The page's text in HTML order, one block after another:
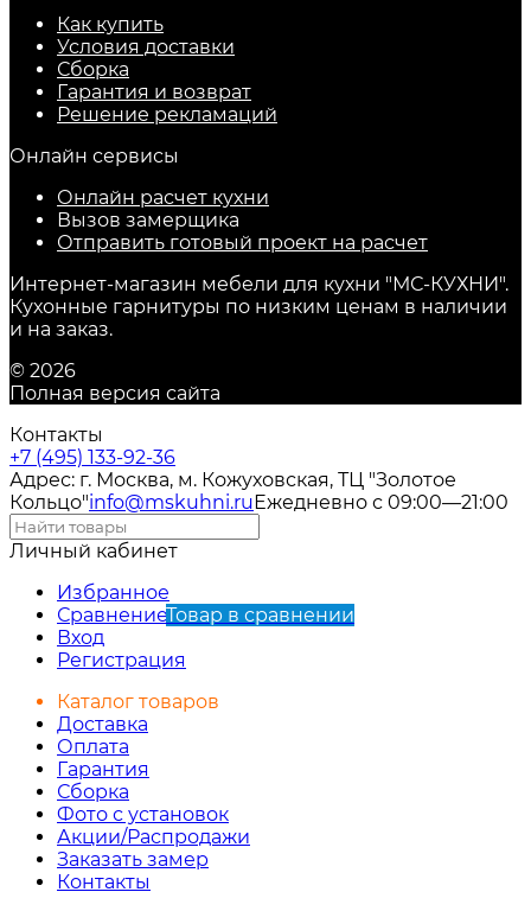
Как купить
Условия доставки
Сборка
Гарантия и возврат
Решение рекламаций
Онлайн сервисы
Онлайн расчет кухни
Вызов замерщика
Отправить готовый проект на расчет
Интернет-магазин мебели для кухни "МС-КУХНИ".
Кухонные гарнитуры по низким ценам в наличии
и на заказ.
© 2026
Полная версия сайта
Контакты
+7 (495) 133-92-36
Адрес: г. Москва, м. Кожуховская, ТЦ "Золотое
Кольцо"info@mskuhni.ru Ежедневно с 09:00—21:00
Личный кабинет
Избранное
СравнениеТовар в сравнении
Вход
Регистрация
Каталог товаров
Доставка
Оплата
Гарантия
Сборка
Фото с установок
Акции/Распродажи
Заказать замер
Контакты